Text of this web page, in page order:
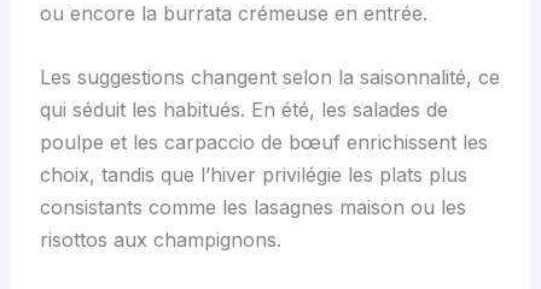
ou encore la burrata crémeuse en entrée.
Les suggestions changent selon la saisonnalité, ce
qui séduit les habitués. En été, les salades de
poulpe et les carpaccio de bœuf enrichissent les
choix, tandis que l’hiver privilégie les plats plus
consistants comme les lasagnes maison ou les
risottos aux champignons.